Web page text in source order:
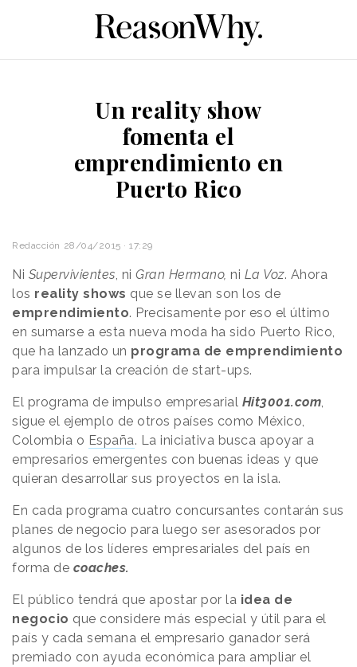
Un reality show
fomenta el
emprendimiento en
Puerto Rico
Redacción 28/04/2015 · 17:29
Ni Supervivientes , ni Gran Hermano, ni La Voz. Ahora
los reality shows que se llevan son los de
emprendimiento. Precisamente por eso el último
en sumarse a esta nueva moda ha sido Puerto Rico,
que ha lanzado un programa de emprendimiento
para impulsar la creación de start-ups.
El programa de impulso empresarial Hit3001.com
sigue el ejemplo de otros países como México,
Colombia o España. La iniciativa busca apoyar a
empresarios emergentes con buenas ideas y que
quieran desarrollar sus proyectos en la isla.
En cada programa cuatro concursantes contarán sus
planes de negocio para luego ser asesorados por
algunos de los líderes empresariales del país en
forma de coaches.
El público tendrá que apostar por la idea de
negocio que considere más especial y útil para el
país y cada semana el empresario ganador será
premiado con ayuda económica para ampliar el